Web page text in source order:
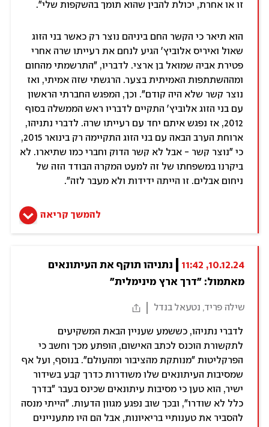
זו או אחרת, יכולת להבין שהוא תומך בהשקפות שלי".
הוא תיאר כי הקשר החם ביניהם נוצר רק כאשר בני הזוג
שאול ואיריס אלוביץ' הגיע לנחם את רעייתו שרה אחרי
פטירת אביה שמואל בן ארצי. לדבריו, "התרשמתי מהחום
ומההשתתפות האמיתית בצער. הרגשתי שזה אמיתי, ואז
נוצר קשר שלא היה קודם". וכך, המפגש החברתי הראשון
עם בני הזוג אלוביץ' התקיים לדבריו ראש הממשלה בסוף
2012, אז נפגש איתם יחד עם רעייתו שרה. לדברי נתניהו,
ארוחת הערב הבאה עם בני הזוג התקיימה רק בינואר 2015,
כי "נוצר קשר - אבל לא קשר הדוק וחברי כמו שתיארו. לא
ביקרנו במשפחתו של זה למעט המקרה הבודד הזה של
ניחום אבלים. זו הייתה ידידות ולא מעבר לזה".
להמשך קריאה
10.12.24, 11:42
מאתמול: "דרך ארץ מינימלית"
שילה פריד, נטעאל בנדל
לדברי נתניהו, כששמע שעניין הבאת המשקיעים
לתקשורת הוכנס לכתב האישום, הופתע מכך וחשב כי
הפרקליטות "מנותקת מהציבור ומהעולם". בנוסף, ועל אף
שמסיבות העיתונאים שלו משודרות כדרך קבע בשידור
ישיר, הוא טען כי מסיבות עיתונאים שכינס בעבר "בדרך
כלל לא שודרו", ובכך שוב נפגע מגוון הדעות. "הייתי מנסה
להסביר את טענותיי בריאיונות, אבל הם היו מתעניינים